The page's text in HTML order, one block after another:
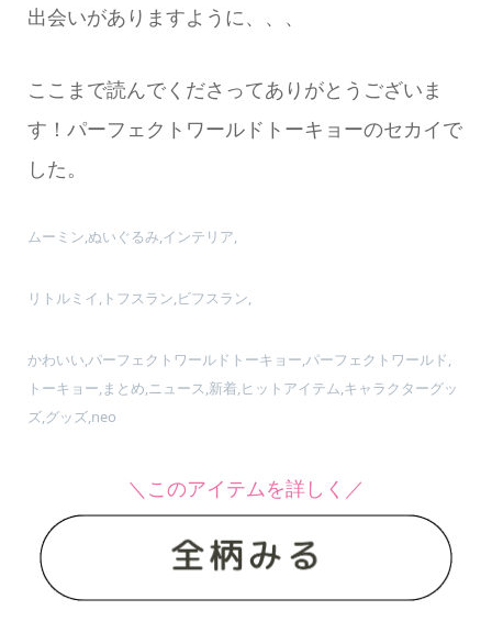
出会いがありますように、、、
ここまで読んでくださってありがとうございま
す！パーフェクトワールドトーキョーのセカイで
した。
ムーミン,ぬいぐるみ,インテリア,
リトルミイ,トフスラン,ビフスラン,
かわいい,パーフェクトワールドトーキョー,パーフェクトワールド,
トーキョー,まとめ,ニュース,新着,ヒットアイテム,キャラクターグッ
ズ,グッズ,neo
＼このアイテムを詳しく／